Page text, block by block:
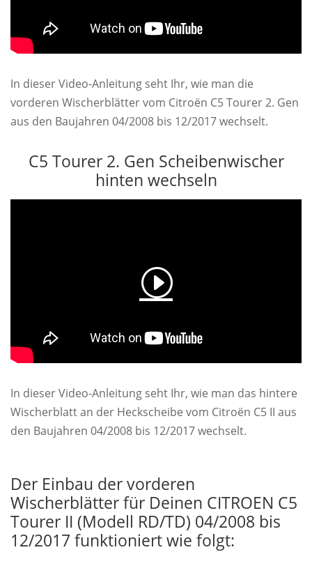
In dieser Video-Anleitung seht Ihr, wie man die
vorderen Wischerblätter vom Citroën C5 Tourer 2. Gen
aus den Baujahren 04/2008 bis 12/2017 wechselt.
C5 Tourer 2. Gen Scheibenwischer
hinten wechseln
In dieser Video-Anleitung seht Ihr, wie man das hintere
Wischerblatt an der Heckscheibe vom Citroën C5 II aus
den Baujahren 04/2008 bis 12/2017 wechselt.
Der Einbau der vorderen
Wischerblätter für Deinen CITROEN C5
Tourer II (Modell RD/TD) 04/2008 bis
12/2017 funktioniert wie folgt: